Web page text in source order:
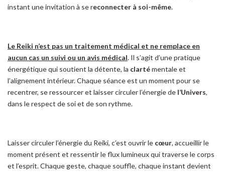
instant une invitation à se reconnecter à soi-même.
Le Reiki n’est pas un traitement médical et ne remplace en
aucun cas un suivi ou un avis médical. Il s’agit d’une pratique
énergétique qui soutient la détente, la clartémentale et
l’alignement intérieur. Chaque séance est un moment pour se
recentrer, se ressourcer et laisser circuler l’énergie de l’Univers,
dans le respect de soi et de son rythme.
Laisser circuler l’énergie du Reiki, c’est ouvrir le cœur, accueillir le
moment présent et ressentir le flux lumineux qui traverse le corps
et l’esprit. Chaque geste, chaque souffle, chaque instant devient